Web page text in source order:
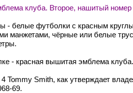
клуба. Второе, нашитый номер
- белые футболки с красным
манжетами, чёрные или белые
- красная вышитая эмблема клуба.
Tommy Smith, как утверждает
69.